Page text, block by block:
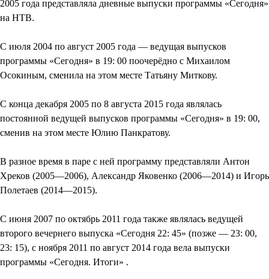
2005 года представляла дневные выпуски программы «Сегодня»
на НТВ.
С июля 2004 по август 2005 года — ведущая выпусков
программы «Сегодня» в 19: 00 поочерёдно с Михаилом
Осокиным, сменила на этом месте Татьяну Миткову.
С конца декабря 2005 по 8 августа 2015 года являлась
постоянной ведущей выпусков программы «Сегодня» в 19: 00,
сменив на этом месте Юлию Панкратову.
В разное время в паре с ней программу представляли Антон
Хреков (2005—2006), Александр Яковенко (2006—2014) и Игорь
Полетаев (2014—2015).
С июня 2007 по октябрь 2011 года также являлась ведущей
второго вечернего выпуска «Сегодня 22: 45» (позже — 23: 00,
23: 15), с ноября 2011 по август 2014 года вела выпуски
программы «Сегодня. Итоги» .